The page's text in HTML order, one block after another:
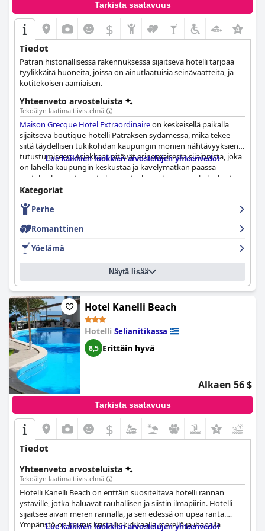
Tarkista saatavuus
$
Tiedot
Patran historiallisessa rakennuksessa sijaitseva hotelli tarjoaa
tyylikkäitä huoneita, joissa on ainutlaatuisia seinävaatteita, ja
kotitekoisen aamiaisen.
Yhteenveto arvosteluista
Tekoälyn laatima tiivistelmä
Maison Grecque Hotel Extraordinaireon keskeisellä paikalla
sijaitseva boutique-hotelli Patraksen sydämessä, mikä tekee
siitä täydellisen tukikohdan kaupungin monien nähtävyyksien
tutustumiseen. Asiakkaat pitävät erinomaisesta sijainnista, joka
on lähellä kaupungin keskustaa ja kävelymatkan päässä
joistakin hienostuneista baareista, linnasta ja ouzo-kahviloista.
Hotelli sijaitsee upeassa uusklassisessa rakennuksessa lähellä
tärkeitä turistinähtävyyksiä, ja monet asiakkaat ovat todenneet
pääsevänsä helposti arkeologisille kohteille, kuten muinaiseen
makuuhuoneet ja kodikas tunnelma, vaikka aamiaiskokemus
vaikuttaa vaihtelevan suuresti asiakasarvostelujen perusteella.
Huoneet ovat upeita, ainutlaatuisesti suunniteltuja ja niissä on
hämmästyttävät ja kauniit huonesuunnittelut, mukavat sängyt
ja korkea siisteystaso. Henkilökunta on syvästi ystävällistä,
erittäin avuliasta ja ammattitaitoista tarjoten erinomaista
palvelua ja lämpimän vastaanoton kaikille saapuville. Asiakkaat
huomauttavat jatkuvasti sänkyjen mukavuudesta, mikä takaa
todella levollisen loman. Vaikka jotkut asiakkaat totesivat
katumelun olevan kohtalaista plussaa,Maison Grecque Hotel
Extraordinaireon ehdottomasti loistava ja siisti hotelli
mukavaan oleskeluun.
Lue kaikkien luokkien arvostelujen yhteenvedot
Kategoriat
Perhe
Romanttinen
Yöelämä
Näytä lisää
Hotel Kanelli Beach
Hotelli Selianitikassa
8,5 Erittäin hyvä
Alkaen 56 $
Tarkista saatavuus
$
Tiedot
Yhteenveto arvosteluista
Tekoälyn laatima tiivistelmä
Hotelli Kanelli Beach on erittäin suositeltava hotelli rannan
ystäville, jotka haluavat rauhallisen ja siistin ilmapiirin. Hotelli
sijaitsee aivan meren rannalla, ja sen edessä on upea ranta.
Ympäristö on kaunis kristallinkirkkaalla merellä ja ihanalla
Lue kaikkien luokkien arvostelujen yhteenvedot